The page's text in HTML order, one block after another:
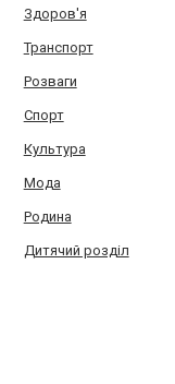
Здоров'я
Транспорт
Розваги
Спорт
Культура
Мода
Родина
Дитячий розділ